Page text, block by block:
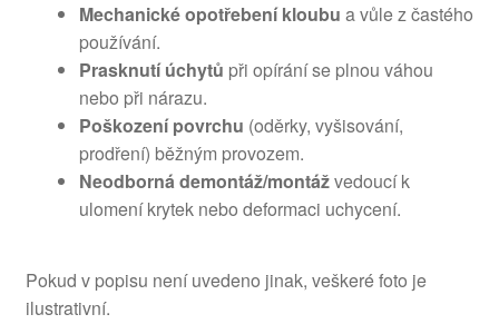
Mechanické opotřebení kloubu a vůle z častého
používání.
Prasknutí úchytů při opírání se plnou váhou
nebo při nárazu.
Poškození povrchu (oděrky, vyšisování,
prodření) běžným provozem.
Neodborná demontáž/montážvedoucí k
ulomení krytek nebo deformaci uchycení.
Pokud v popisu není uvedeno jinak, veškeré foto je
ilustrativní.